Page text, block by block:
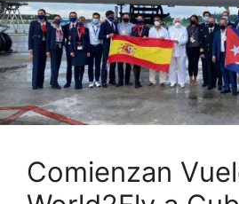
Comienzan